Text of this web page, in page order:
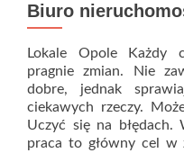
Biuro
Lokale Opole Każdy
pragnie zmian. Nie
dobre, jednak
ciekawych rzeczy.
Uczyć się na błędach.
praca to główny cel w